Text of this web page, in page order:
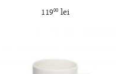
11900 lei